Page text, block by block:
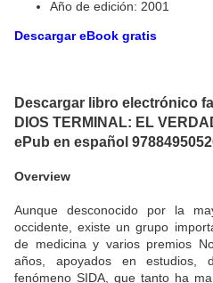
Año de edición: 2001
Descargar eBook gratis
Descargar libro electrónico
DIOS TERMINAL: EL
ePub en español
Overview
Aunque desconocido por la
occidente, existe un grupo
de medicina y varios premios
años, apoyados en estudios,
fenómeno SIDA, que tanto ha